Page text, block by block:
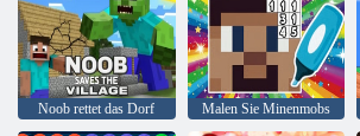
Noob rettet das Dorf Malen Sie Minenmobs